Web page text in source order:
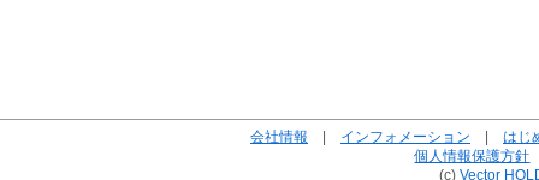
会社情報 インフォメーション
はじ
個人情報保護方針
(c) Vector